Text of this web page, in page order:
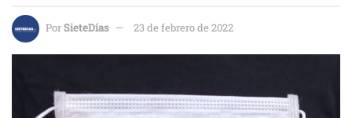
PorSieteDías 23 de febrero de 2022